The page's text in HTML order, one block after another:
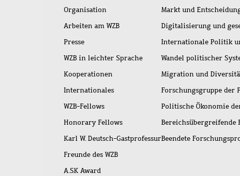
Organisation
Arbeiten am WZB
Presse
WZB in leichter Sprache
Kooperationen
Internationales
WZB-Fellows
Honorary Fellows
Karl W. Deutsch-Gastprofessur
Freunde des WZB
A.SK Award
Markt und
Digitalisierung und
Internationale Politik
Wandel politischer
Migration und
Forschungsgruppe der
Politische Ökonomie
Bereichsübergreifende
Beendete